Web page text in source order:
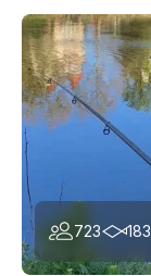
723 183